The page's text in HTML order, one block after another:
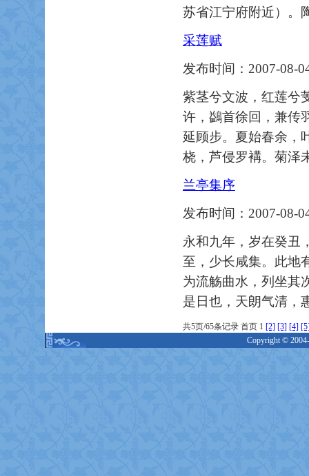
苏省江宁府附近）。
采莲赋
发布时间：2007-08-
紫茎兮文波，红莲兮
许，鷁首徐回，兼传
延顾步。夏始春余，
桡，芦侵罗褠。菊泽
兰亭集序
发布时间：2007-08-
永和九年，岁在癸丑
至，少长咸集。此地
为流觞曲水，列坐其
是日也，天朗气清，
共5页/65条记录 首页 1 [2] [3] [4]
Copyright ©